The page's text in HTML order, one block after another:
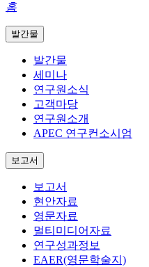
홈
발간물
발간물
세미나
연구원소식
고객마당
연구원소개
APEC 연구컨소시엄
보고서
보고서
현안자료
영문자료
멀티미디어자료
연구성과정보
EAER(영문학술지)